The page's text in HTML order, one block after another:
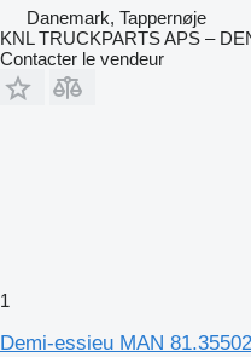
Danemark, Tappernøje
KNL TRUCKPARTS APS –
Contacter le vendeur
1
Demi-essieu MAN